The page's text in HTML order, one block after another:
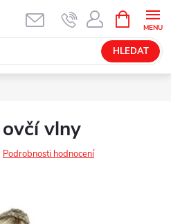
HLEDAT
NÁKUPNÍ
KOŠÍK
vlny
Podrobnosti hodnocení